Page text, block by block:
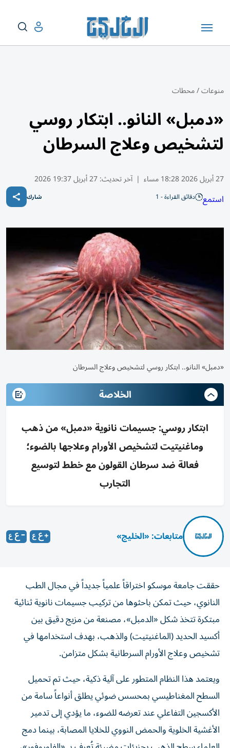
منوعات/محطات
«دمبل» النانو.. ابتكار روسي
لتشخيص وعلاج السرطان
27 أبريل 2026 18:28 مساء | آخر تحديث:27 أبريل 19:37 2026
استمع دقائق القراءة - 1 شارك
«دمبل» النانو.. ابتكار روسي لتشخيص وعلاج السرطان
الخلاصة
ابتكار روسي: جسيمات نانوية «دمبل» من ذهب
وماغنيتيت لتشخيص الأورام وعلاجها بالضوء؛
فعالة ضد سرطان القولون مع خطط لتوسيع
التجارب
متابعات: «الخليج»
حققت جامعة موسكو اختراقاً علمياً جديداً في مجال الطب
النانوي، حيث تمكن باحثوها من تركيب جسيمات نانوية ثنائية
مبتكرة تتخذ شكل «الدمبل»، مصنعة من مزيج دقيق بين
أكسيد الحديد (الماغنيتيت) والذهب، بهدف استخدامها في
تشخيص وعلاج الأورام السرطانية بشكل متزامن.
ويعتمد هذا النظام المتطور على آلية ذكية، حيث تم تحميل
السطح المغناطيسي بمحسس ضوئي يطلق أنواعاً سامة من
الأكسجين التفاعلي عند تعرضه للضوء، ما يؤدي إلى تدمير
الأغشية الخلوية والحمض النووي للخلايا المصابة، بينما دمج